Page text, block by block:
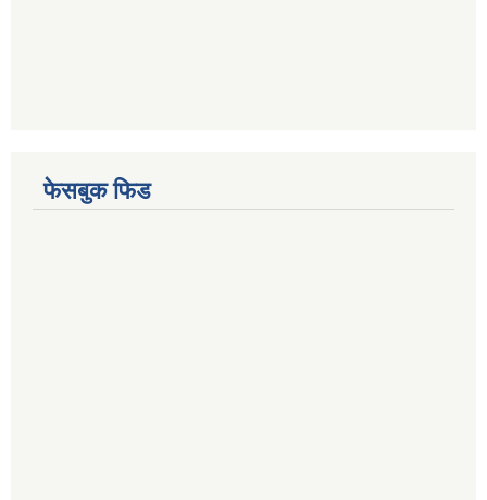
फेसबुक फिड